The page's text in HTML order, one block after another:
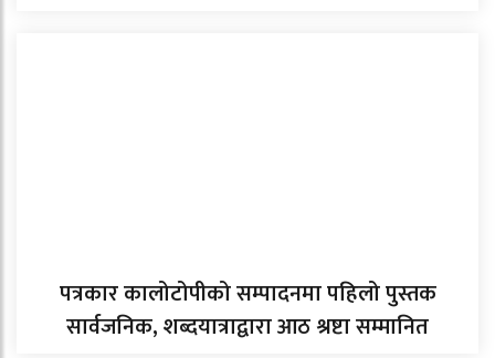
पत्रकार कालोटोपीको सम्पादनमा पहिलो पुस्तक
सार्वजनिक, शब्दयात्राद्वारा आठ श्रष्टा सम्मानित